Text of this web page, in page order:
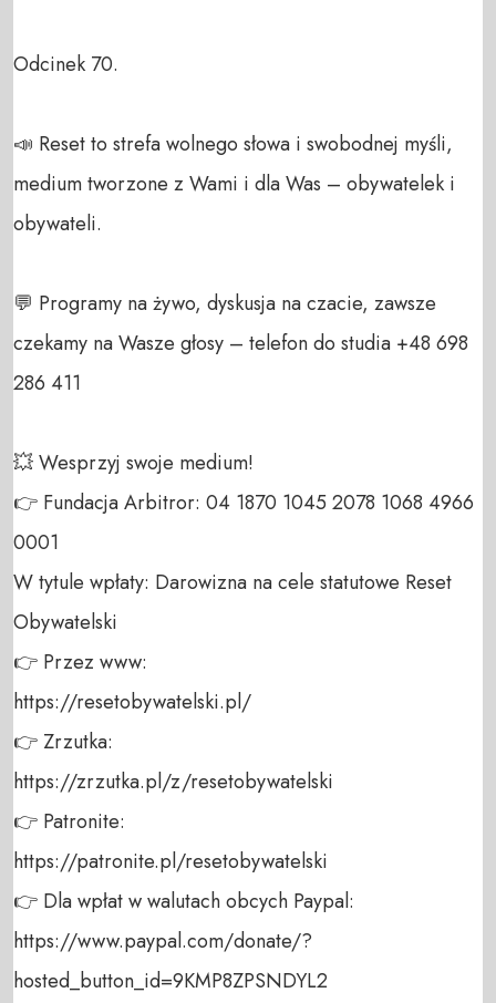
Odcinek 70.
📣 Reset to strefa wolnego słowa i swobodnej myśli,
medium tworzone z Wami i dla Was – obywatelek i
obywateli.
💬 Programy na żywo, dyskusja na czacie, zawsze
czekamy na Wasze głosy – telefon do studia +48 698
286 411
💥 Wesprzyj swoje medium!
👉 Fundacja Arbitror: 04 1870 1045 2078 1068 4966
0001
W tytule wpłaty: Darowizna na cele statutowe Reset
Obywatelski
👉 Przez www:
https://resetobywatelski.pl/
👉 Zrzutka:
https://zrzutka.pl/z/resetobywatelski
👉 Patronite:
https://patronite.pl/resetobywatelski
👉 Dla wpłat w walutach obcych Paypal:
https://www.paypal.com/donate/?
hosted_button_id=9KMP8ZPSNDYL2